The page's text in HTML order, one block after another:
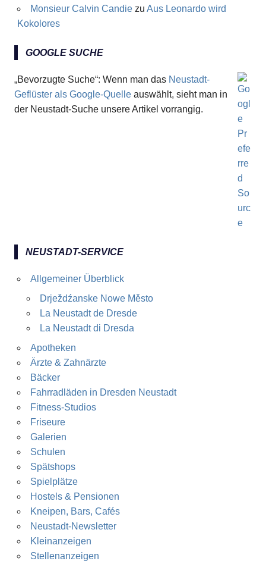
Monsieur Calvin Candiezu Aus Leonardo wird
Kokolores
GOOGLE SUCHE
„Bevorzugte Suche“: Wenn man das Neustadt-
Geflüster als Google-Quelle auswählt, sieht man in
der Neustadt-Suche unsere Artikel vorrangig.
NEUSTADT-SERVICE
Allgemeiner Überblick
Drježdźanske Nowe Město
La Neustadt de Dresde
La Neustadt di Dresda
Apotheken
Ärzte & Zahnärzte
Bäcker
Fahrradläden in Dresden Neustadt
Fitness-Studios
Friseure
Galerien
Schulen
Spätshops
Spielplätze
Hostels & Pensionen
Kneipen, Bars, Cafés
Neustadt-Newsletter
Kleinanzeigen
Stellenanzeigen